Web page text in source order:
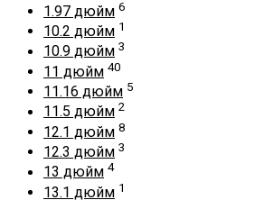
1.97 дюйм 6
10.2 дюйм 1
10.9 дюйм 3
11 дюйм 40
11.16 дюйм 5
11.5 дюйм 2
12.1 дюйм 8
12.3 дюйм 3
13 дюйм 4
13.1 дюйм 1